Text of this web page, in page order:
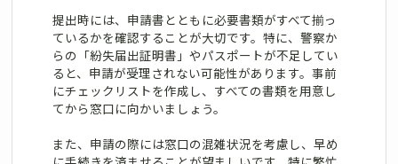
提出時には、申請書とともに必要書類がすべて揃っ
ているかを確認することが大切です。特に、警察か
らの「紛失届出証明書」やパスポートが不足してい
ると、申請が受理されない可能性があります。事前
にチェックリストを作成し、すべての書類を用意し
てから窓口に向かいましょう。
また、申請の際には窓口の混雑状況を考慮し、早め